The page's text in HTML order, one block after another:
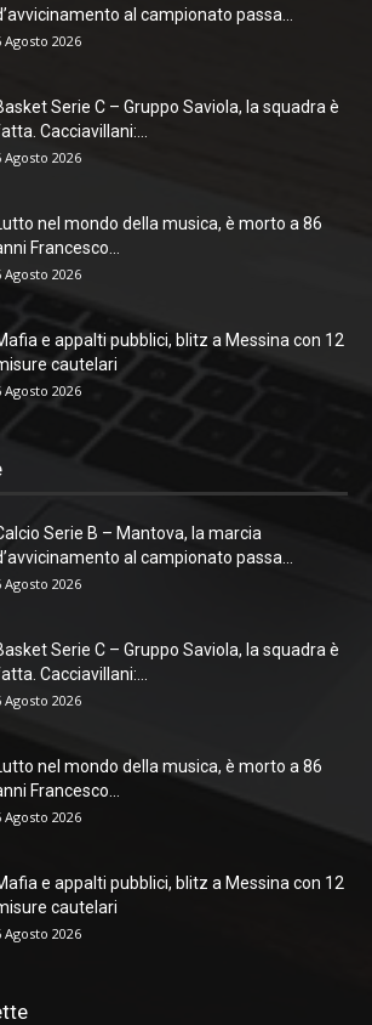
al campionato passa...
Agosto 2026
Serie C – Gruppo Saviola, la squadra è
Cacciavillani:...
Agosto 2026
nel mondo della musica, è morto a 86
Francesco...
Agosto 2026
e appalti pubblici, blitz a Messina con 12
cautelari
Agosto 2026
Serie B – Mantova, la marcia
al campionato passa...
Agosto 2026
Serie C – Gruppo Saviola, la squadra è
Cacciavillani:...
Agosto 2026
nel mondo della musica, è morto a 86
Francesco...
Agosto 2026
e appalti pubblici, blitz a Messina con 12
cautelari
Agosto 2026